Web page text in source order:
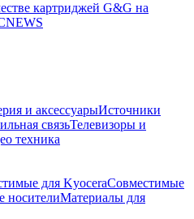
картриджей G&G на
и аксессуарыИсточники
связьТелевизоры и
техника
для KyoceraСовместимые
носителиМатериалы для